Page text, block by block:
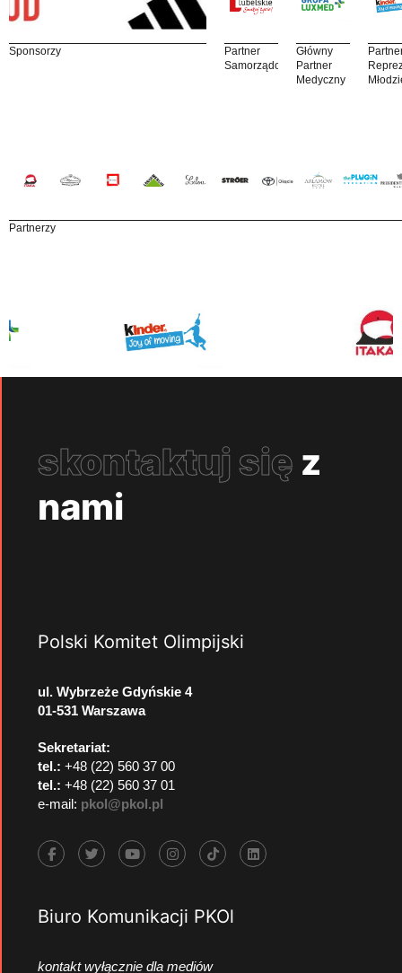
Sponsorzy
Partner
Samorządowy
Główny
Partner
Medyczny
Partnerzy
skontaktuj się z
nami
Polski Komitet Olimpijski
ul. Wybrzeże Gdyńskie 4
01-531 Warszawa
Sekretariat:
tel.: +48 (22) 560 37 00
tel.: +48 (22) 560 37 01
e-mail: pkol@pkol.pl
Biuro Komunikacji PKOl
kontakt wyłącznie dla mediów